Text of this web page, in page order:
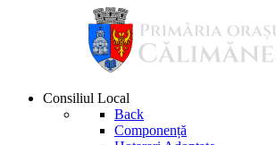
Consiliul Local
Back
Componență